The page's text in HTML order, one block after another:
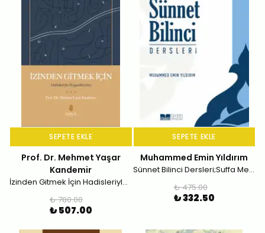
SEPETE EKLE
Prof. Dr. Mehmet Yaşar
Kandemir
İzinden Gitmek İçin Hadisleriyle Peygamberimiz
₺ 780.00
₺ 507.00
SEPETE EKLE
Muhammed Emin Yıldırım
Sünnet Bilinci Dersleri;Suffa Meclisleri
₺ 475.00
₺ 332.50